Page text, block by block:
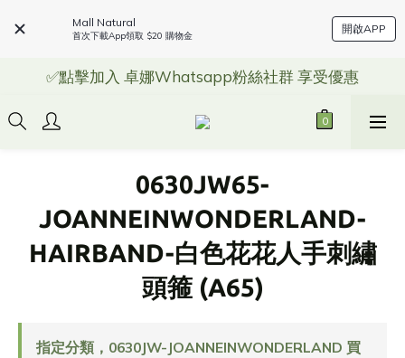
Mall Natural
首次下載App領取 $20 購物金
開啟APP
✅點擊加入 卓娜Whatsapp粉絲社群 享受優惠
0630JW65-
JOANNEINWONDERLAND-
HAIRBAND-白色花花人手刺繡
頭箍 (A65)
指定分類，0630JW-JOANNEINWONDERLAND 買